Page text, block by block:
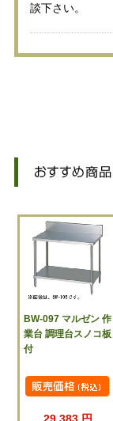
談下さい。
BW-097 マルゼン 作
業台 調理台スノコ板
付